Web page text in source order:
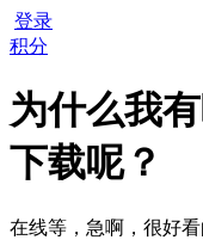
登录
积分
为什么我
下载呢？
在线等，急啊，很好